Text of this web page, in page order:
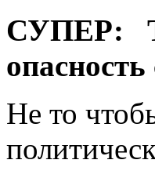
СУПЕР:
Не то